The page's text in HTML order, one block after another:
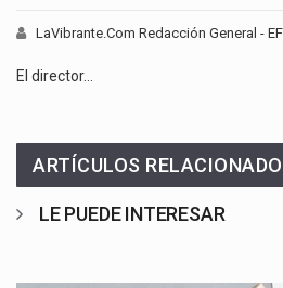
LaVibrante.Com Redacción General -
El director…
ARTÍCULOS
LE PUEDE INTERESAR